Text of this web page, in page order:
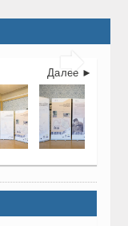

Далее ►